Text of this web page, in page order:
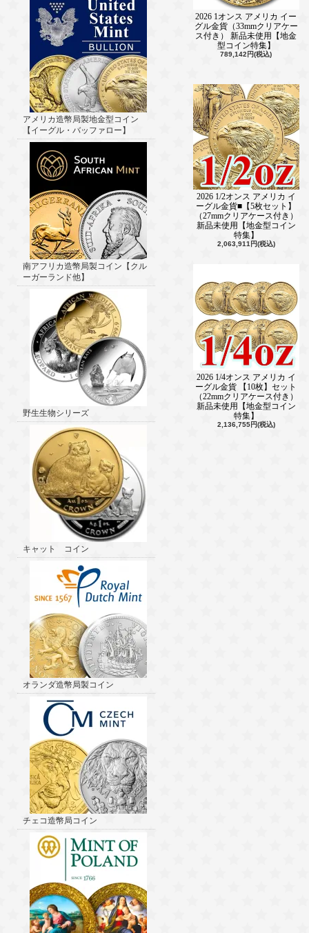
アメリカ造幣局製地金型コイン
【イーグル・バッファロー】
南アフリカ造幣局製コイン【クル
ーガーランド他】
野生生物シリーズ
キャット コイン
オランダ造幣局製コイン
チェコ造幣局コイン
2026 1オンス アメリカ イー
グル金貨（33mmクリアケー
ス付き） 新品未使用【地金
型コイン特集】
789,142円(税込)
2026 1/2オンス アメリカ イ
ーグル金貨■【5枚セット】
（27mmクリアケース付き）
新品未使用【地金型コイン
特集】
2,063,911円(税込)
2026 1/4オンス アメリカ イ
ーグル金貨 【10枚】セット
（22mmクリアケース付き）
新品未使用【地金型コイン
特集】
2,136,755円(税込)